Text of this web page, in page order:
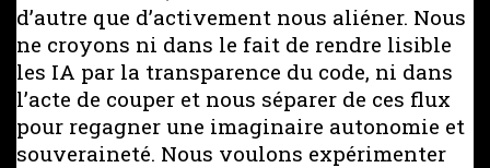
d’autre que d’activement nous aliéner. Nous
ne croyons ni dans le fait de rendre lisible
les IA par la transparence du code, ni dans
l’acte de couper et nous séparer de ces flux
pour regagner une imaginaire autonomie et
souveraineté. Nous voulons expérimenter